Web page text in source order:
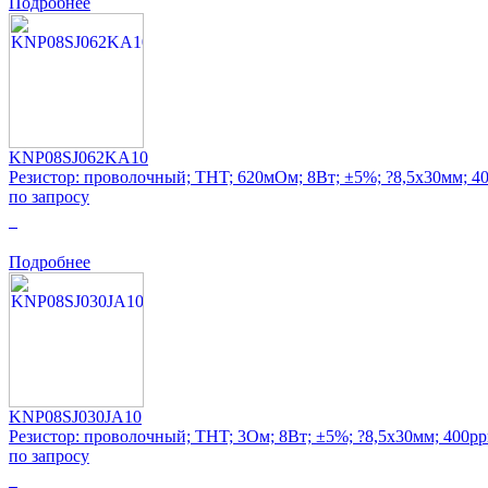
KNP08SJ062KA10
Резистор: проволочный; THT; 620мОм; 8Вт; ±5%; ?8,5x30мм;
по запросу
Подробнее
KNP08SJ030JA10
Резистор: проволочный; THT; 3Ом; 8Вт; ±5%; ?8,5x30мм;
по запросу